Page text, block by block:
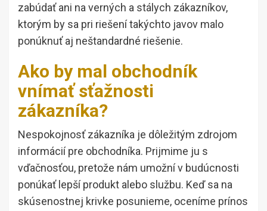
zabúdať ani na verných a stálych zákazníkov,
ktorým by sa pri riešení takýchto javov malo
ponúknuť aj neštandardné riešenie.
Ako by mal obchodník
vnímať sťažnosti
zákazníka?
Nespokojnosť zákazníka je dôležitým zdrojom
informácií pre obchodníka. Prijmime ju s
vďačnosťou, pretože nám umožní v budúcnosti
ponúkať lepší produkt alebo službu. Keď sa na
skúsenostnej krivke posunieme, oceníme prínos